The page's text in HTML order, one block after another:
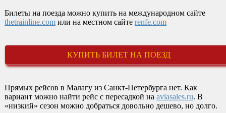
Билеты на поезда можно купить на международном сайте
thetrainline.comили на местном сайте renfe.com
КУПИТЬ БИЛЕТ НА ПОЕЗД
Прямых рейсов в Малагу из Санкт-Петербурга нет. Как
вариант можно найти рейс с пересадкой на aviasales.ru. В
«низкий» сезон можно добраться довольно дешево, но долго.